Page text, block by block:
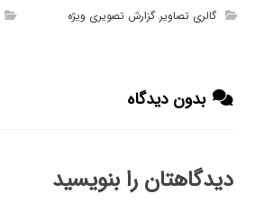
گالری تصاویر,گزارش تصویری ویژه
بدون دیدگاه
دیدگاهتان را بنویسید